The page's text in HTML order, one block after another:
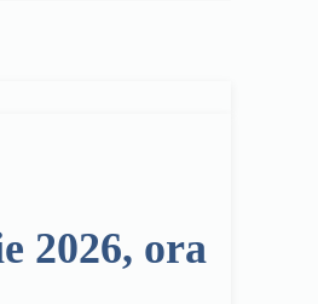
2026, ora